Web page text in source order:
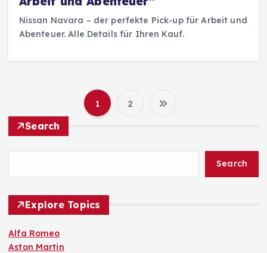
Nissan Navara – der perfekte Pick-up für Arbeit und
Abenteuer. Alle Details für Ihren Kauf.
S
e
i
1 2
Search
Search
Explore Topics
Alfa Romeo
Aston Martin